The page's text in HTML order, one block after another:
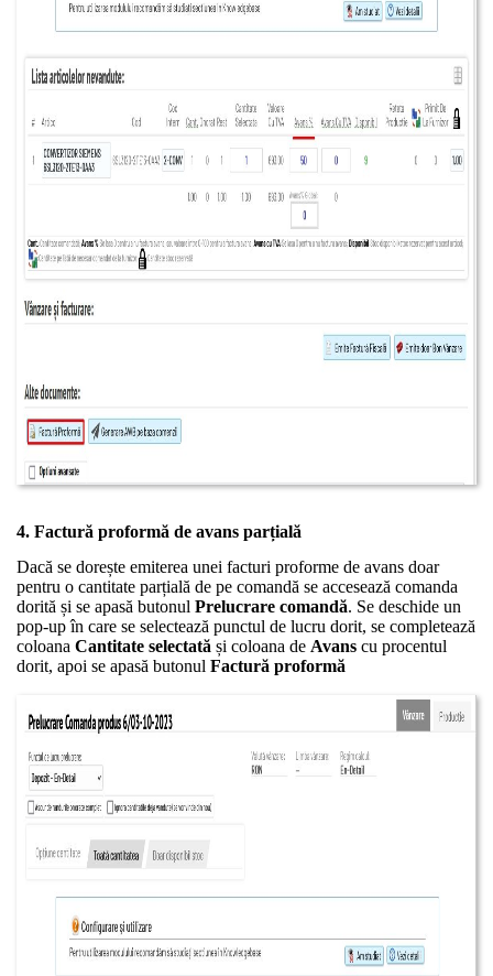
4. Factură proformă de avans parțială
Dacă se dorește emiterea unei facturi proforme de avans doar
pentru o cantitate parțială de pe comandă se accesează comanda
dorită și se apasă butonul Prelucrare comandă. Se deschide un
pop-up în care se selectează punctul de lucru dorit, se completează
coloana Cantitate selectată și coloana de Avans cu procentul
dorit, apoi se apasă butonul Factură proformă